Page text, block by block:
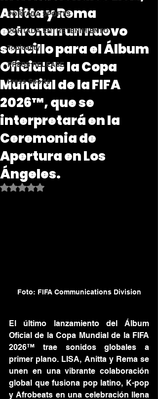
PORTADA SPORTS
PORTADA ENTRETENIMIENTO
Topicality
PRESS RELEASE
Press Sports
Anitta y Rema
estrenan un nuevo
sencillo para el Álbum
Oficial de la Copa
Mundial de la FIFA
2026™, que se
interpretará en la
Ceremonia de
Apertura en Los
Ángeles.
Obtuvo NaN de 5 estrellas.
Foto: FIFA Communications Division
El último lanzamiento del Álbum
Oficial de la Copa Mundial de la FIFA
2026™ trae sonidos globales a
primer plano. LISA, Anitta y Rema se
unen en una vibrante colaboración
global que fusiona pop latino, K-pop
y Afrobeats en una celebración llena